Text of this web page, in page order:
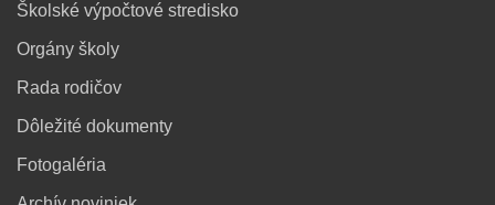
Školské výpočtové stredisko
Orgány školy
Rada rodičov
Dôležité dokumenty
Fotogaléria